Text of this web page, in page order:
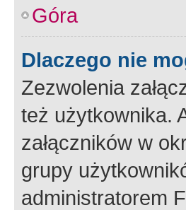
Góra
Dlaczego nie
Zezwolenia
też użytkownika.
załączników w
grupy
administratorem